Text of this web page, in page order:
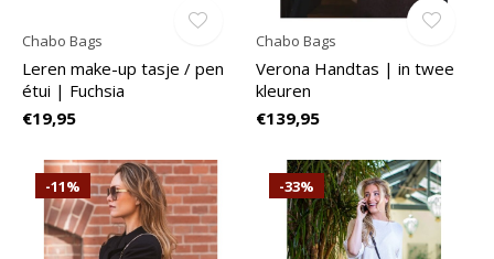
Chabo Bags
Leren make-up tasje / pen
étui | Fuchsia
€19,95
Chabo Bags
Verona Handtas | in twee
kleuren
€139,95
-11% -33%